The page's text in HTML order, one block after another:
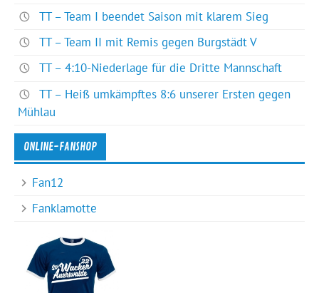
TT – Team I beendet Saison mit klarem Sieg
TT – Team II mit Remis gegen Burgstädt V
TT – 4:10-Niederlage für die Dritte Mannschaft
TT – Heiß umkämpftes 8:6 unserer Ersten gegen
Mühlau
ONLINE-FANSHOP
Fan12
Fanklamotte